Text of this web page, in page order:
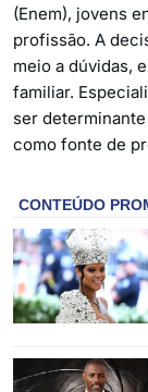
(Enem), jovens
profissão. A
meio a dúvidas,
familiar.
ser
como fonte de